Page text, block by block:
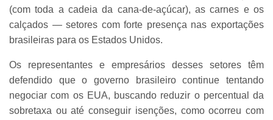
(com toda a cadeia da cana-de-açúcar), as carnes e os
calçados — setores com forte presença nas exportações
brasileiras para os Estados Unidos.
Os representantes e empresários desses setores têm
defendido que o governo brasileiro continue tentando
negociar com os EUA, buscando reduzir o percentual da
sobretaxa ou até conseguir isenções, como ocorreu com